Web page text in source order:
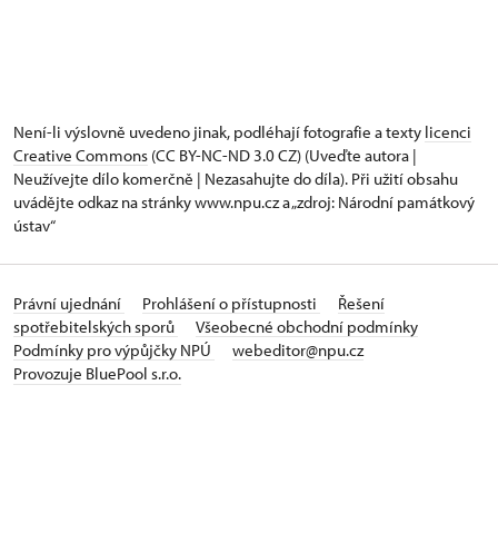
Není-li výslovně uvedeno jinak, podléhají fotografie a texty licenci
Creative Commons (CC BY-NC-ND 3.0 CZ) (Uveďte autora |
Neužívejte dílo komerčně | Nezasahujte do díla). Při užití obsahu
uvádějte odkaz na stránky www.npu.cz a „zdroj: Národní památkový
ústav“
Právní ujednání Prohlášení o přístupnosti
Řešení
spotřebitelských sporů
Všeobecné obchodní podmínky
Podmínky pro výpůjčky NPÚ
webeditor@npu.cz
Provozuje BluePool s.r.o.